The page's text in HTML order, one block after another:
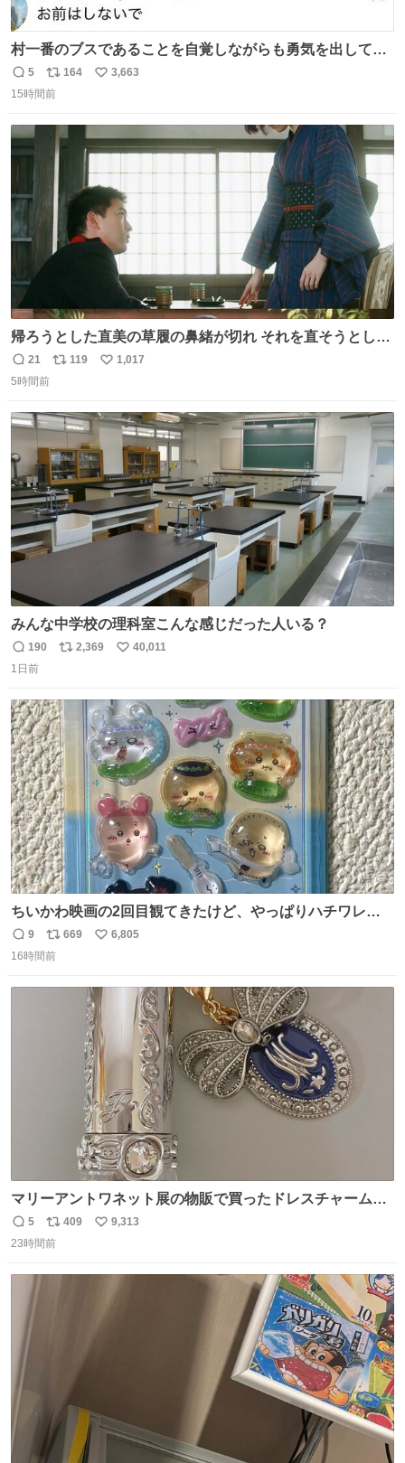
村一番のブスであることを自覚しながらも勇気を出して村
長の息子に恋文を書いたら翌日村の共用井戸に捨てられて
たときの顔になった
返
信
5
リ
ポ
ト
数
164
い
数
3,663
15時間前
帰ろうとした直美の草履の鼻緒が切れ それを直そうとした
小川がさらに壊し…… 結果、直美をおんぶして送ることに
なりました。 👇鼻緒はいつも恋のキューピッド？
薫る 上坂樹里 甲斐翔真
返
信
21
リ
ト
数
119
い
数
1,017
5時間前
みんな中学校の理科室こんな感じだった人いる？
返
信
190
リ
ト
数
2,369
い
数
40,011
1日前
ちいかわ映画の2回目観てきたけど、やっぱりハチワレの
「ハモりすごいよッ…」に対するちいかわの「エ゛ッ!?(い
まそんな場合じゃねぇだろお前よぉ)」が面白すぎる。
返
信
9
リ
ポ
669
い
数
6,805
16時間前
マリーアントワネット展の物販で買ったドレスチャームを
流行りのめじるしアクセサリーにして、リップにつけた
り、同じく物販で購入したシュシュにつけたりしています
返
信
5
リ
ポ
409
い
9,313
23時間前